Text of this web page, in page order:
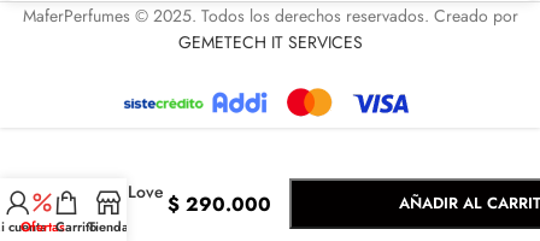
MaferPerfumes © 2025. Todos los derechos reservados. Creado por
GEMETECH IT SERVICES
cuenta
OfertasCarritoTienda
Chic I Love
Love
$ 290.000 AÑADIR AL